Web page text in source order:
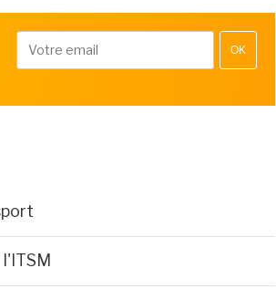
OK